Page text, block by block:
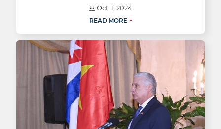
Oct. 1, 2024
READ MORE